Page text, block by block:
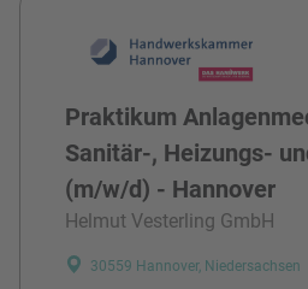
Praktikum
Sanitär-, Heizungs-
(m/w/d) - Hannover
Helmut Vesterling GmbH
30559 Hannover, Niedersachsen